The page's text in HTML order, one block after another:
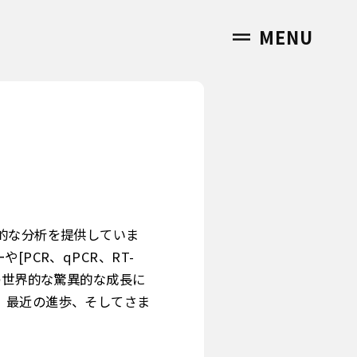
MENU
な分析を提供していま
[PCR、qPCR、RT-
界的な驚異的な成長に
近の進歩、そしてさま